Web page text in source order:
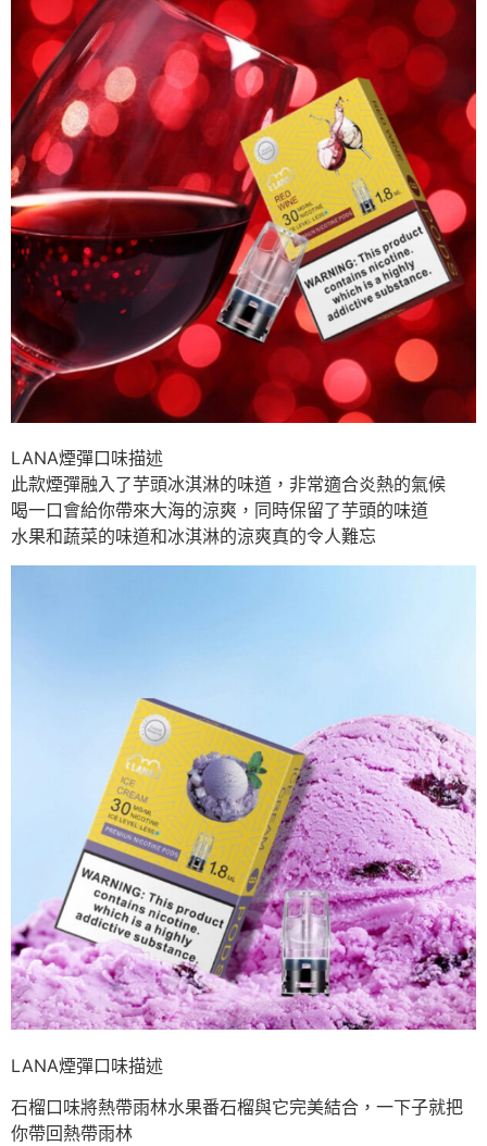
LANA煙彈口味描述
此款煙彈融入了芋頭冰淇淋的味道，非常適合炎熱的氣候
喝一口會給你帶來大海的涼爽，同時保留了芋頭的味道
水果和蔬菜的味道和冰淇淋的涼爽真的令人難忘
LANA煙彈口味描述
石榴口味將熱帶雨林水果番石榴與它完美結合，一下子就把
你帶回熱帶雨林